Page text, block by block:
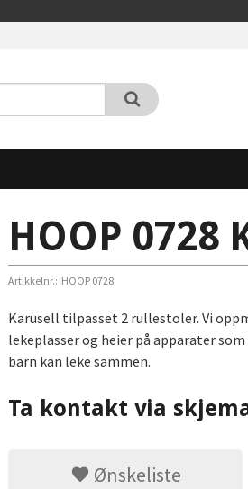
Next
HOOP 0728
Artikkelnr.: HOOP 0728
Karusell tilpasset 2 rullestoler. Vi
lekeplasser og heier på apparater
barn kan leke sammen.
Ta kontakt via
Ønskeliste